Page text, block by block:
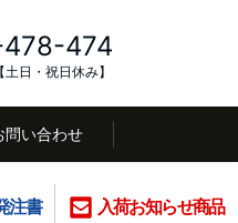
474
日・祝日休み】
問い合わせ
注書 入荷お知らせ商品